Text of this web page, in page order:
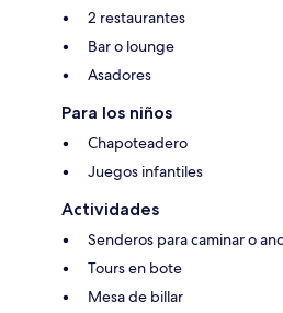
2 restaurantes
Bar o lounge
Asadores
Para los niños
Chapoteadero
Juegos infantiles
Actividades
Senderos para caminar o
Tours en bote
Mesa de billar